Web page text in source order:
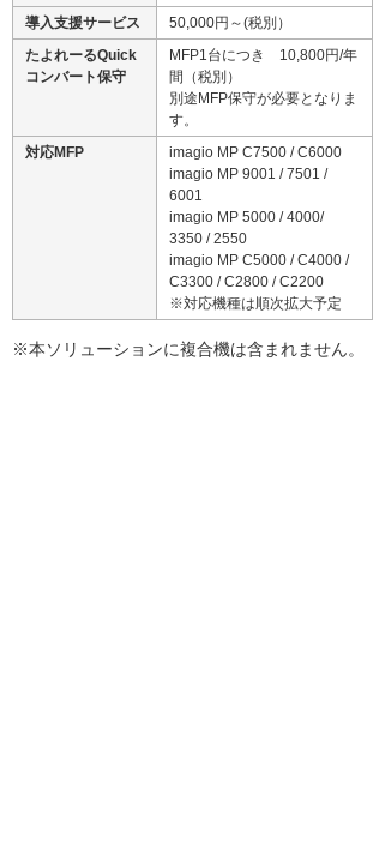
導入支援サービス
50,000円～(税別）
たよれーるQuick
コンバート保守
MFP1台につき 10,800円/年
間（税別）
別途MFP保守が必要となりま
す。
対応MFP
imagio MP C7500 / C6000
imagio MP 9001 / 7501 /
6001
imagio MP 5000 / 4000/
3350 / 2550
imagio MP C5000 / C4000 /
C3300 / C2800 / C2200
※対応機種は順次拡大予定
※本ソリューションに複合機は含まれません。